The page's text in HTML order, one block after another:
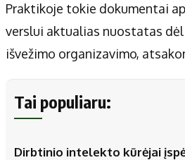
Praktikoje tokie dokumentai
verslui aktualias nuostatas
išvežimo organizavimo,
Tai populiaru:
Dirbtinio intelekto kūrėjai